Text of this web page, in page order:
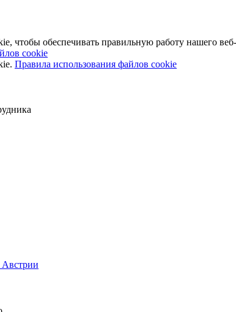
чтобы обеспечивать правильную работу нашего веб-
cookie
Правила использования файлов cookie
Австрии